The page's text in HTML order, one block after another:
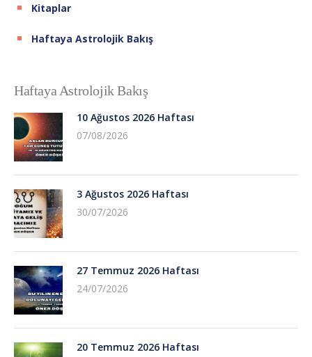
Kitaplar
Haftaya Astrolojik Bakış
Haftaya Astrolojik Bakış
10 Ağustos 2026 Haftası
07/08/2026
3 Ağustos 2026 Haftası
30/07/2026
27 Temmuz 2026 Haftası
24/07/2026
20 Temmuz 2026 Haftası